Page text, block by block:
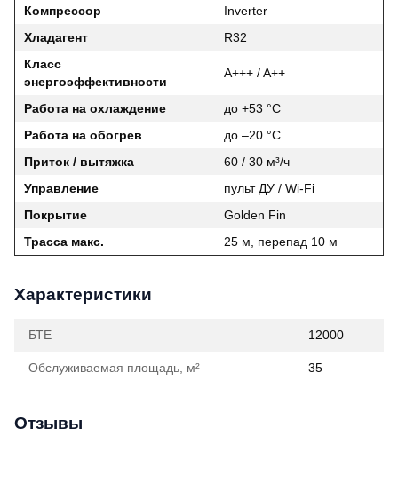
Компрессор
Inverter
Хладагент
R32
Класс
энергоэффективности
A+++ / A++
Работа на охлаждение
до +53 °C
Работа на обогрев
до –20 °C
Приток / вытяжка
60 / 30 м³/ч
Управление
пульт ДУ / Wi‑Fi
Покрытие
Golden Fin
Трасса макс.
25 м, перепад 10 м
Характеристики
БТЕ 12000
Обслуживаемая площадь, м² 35
Отзывы